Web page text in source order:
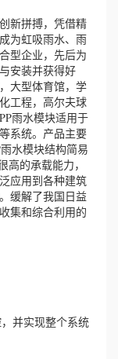
新拼搏，凭借精
为虹吸雨水、雨
型企业，先后为
安装并获得好
大型体育馆，学
工程，高尔夫球
雨水模块适用于
系统。产品主要
水模块结构简易
的承载能力，
应用到各种建筑
缓解了我国日益
集和综合利用的
并实现整个系统